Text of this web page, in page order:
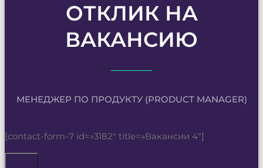
ОТКЛИК НА
ВАКАНСИЮ
МЕНЕДЖЕР ПО ПРОДУКТУ (PRODUCT MANAGER)
[contact-form-7 id=»3182″ title=»Вакансии 4″]